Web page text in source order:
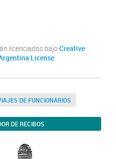
licenciados bajo Creative
License
DE FUNCIONARIOS
DE RECIBOS